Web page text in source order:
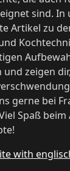
sind.
Artikel zu
zeigen
gerne bei
Spaß
with